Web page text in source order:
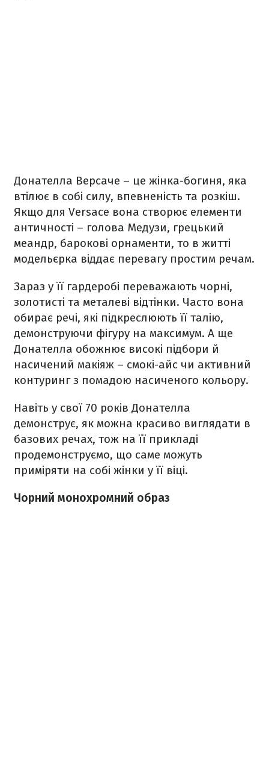
Донателла Версаче – це жінка-богиня, яка
втілює в собі силу, впевненість та розкіш.
Якщо для Versace вона створює елементи
античності – голова Медузи, грецький
меандр, барокові орнаменти, то в житті
модельєрка віддає перевагу простим речам.
Зараз у її гардеробі переважають чорні,
золотисті та металеві відтінки. Часто вона
обирає речі, які підкреслюють її талію,
демонструючи фігуру на максимум. А ще
Донателла обожнює високі підбори й
насичений макіяж – смокі-айс чи активний
контуринг з помадою насиченого кольору.
Навіть у свої 70 років Донателла
демонструє, як можна красиво виглядати в
базових речах, тож на її прикладі
продемонструємо, що саме можуть
приміряти на собі жінки у її віці.
Чорний монохромний образ